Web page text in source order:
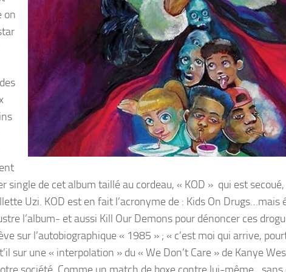
on
de cet album taillé au cordeau, « KOD » qui est
Uzi. KOD est en fait l’acronyme de : Kids On Drugs…mais
l’album- et aussi Kill Our Demons pour dénoncer ces
sur l’autobiographique « 1985 » ; « c’est moi qui arrive,
sur une « interpolation » du « We Don’t Care » de Kanye